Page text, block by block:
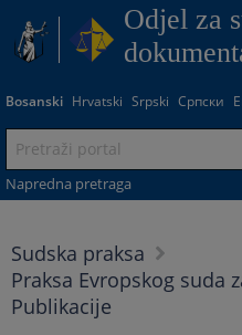
Odjel za
Bosanski Hrvatski Srpski Српски
Napredna pretraga
Sudska praksa
Praksa Evropskog suda
Publikacije